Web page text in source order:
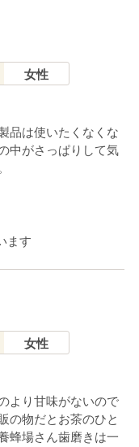
女性
品は使いたくなくな
中がさっぱりして気
ます
女性
より甘味がないので
の物だとお茶のひと
蜂場さん歯磨きは一